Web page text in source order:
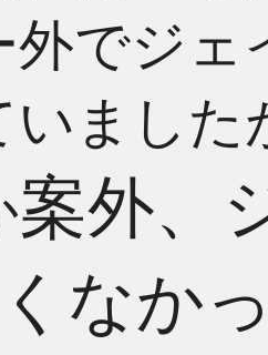
外でジ
いまし
案外、
なか